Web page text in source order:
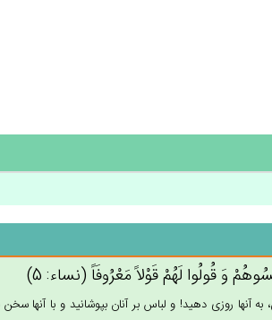
وَ قُولُوا لَهُم‌ْ قَوْلاً مَعْرُوفَاً (نساء: 5)
آنها روزى دهيد! و لباس بر آنان بپوشانيد و با آنها